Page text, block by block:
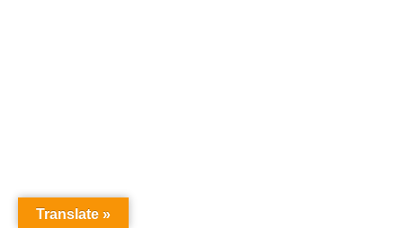
Translate »